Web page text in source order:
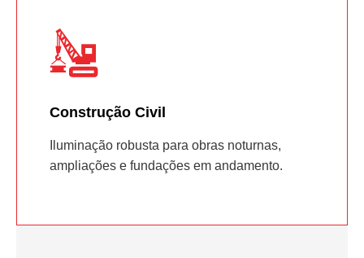
Construção Civil
Iluminação robusta para obras noturnas,
ampliações e fundações em andamento.